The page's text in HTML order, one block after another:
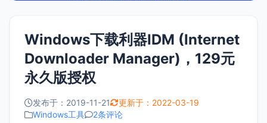
Windows下载利器IDM (Internet
Downloader Manager)，129元
永久版授权
发布于：2019-11-21
更新于：2022-03-19
Windows工具
2条评论